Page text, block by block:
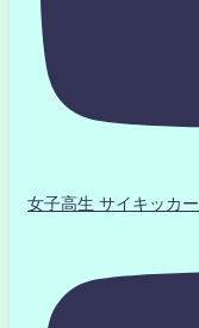
女子高生 サイキッカー